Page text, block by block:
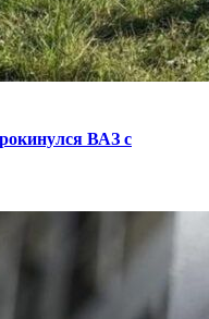
ВАЗ с